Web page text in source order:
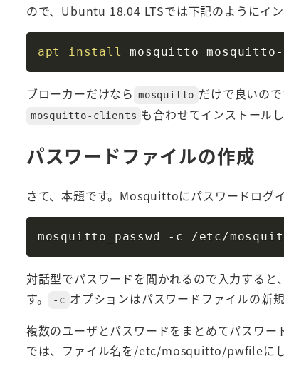
ので、Ubuntu 18.04 LTSでは下記のようにイン
apt install
ブローカーだけなら mosquitto だけで良いの
mosquitto-clients も合わせてインストールし
パスワードファイルの作成
さて、本題です。Mosquittoにパスワードログ
対話型でパスワードを聞かれるので入力する
す。
-c オプションはパスワードファイルの新
複数のユーザとパスワードをまとめてパスワ
では、ファイル名を/etc/mosquitto/pwfileにし